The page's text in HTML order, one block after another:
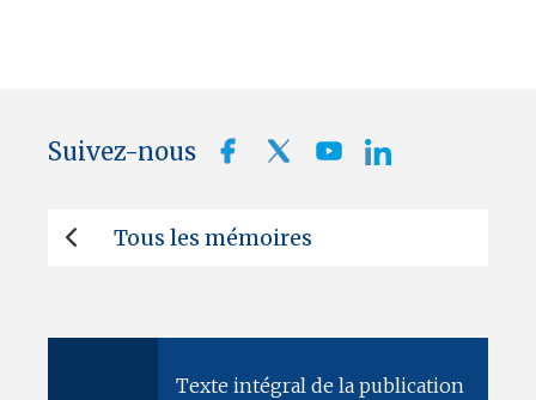
Suivez-nous
Tous les mémoires
Texte intégral de la publication